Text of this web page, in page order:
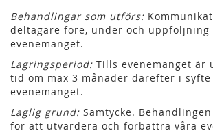
Behandlingar som utförs:
deltagare före, under och uppföljning
evenemanget.
Lagringsperiod: Tills evenemanget är
tid om max 3 månader därefter i
evenemanget.
Laglig grund: Samtycke.
för att utvärdera och förbättra våra